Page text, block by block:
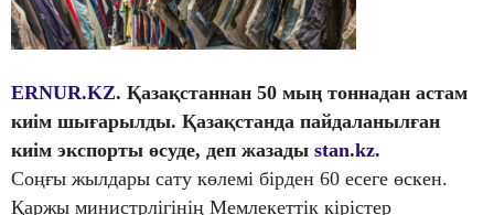
ERNUR.KZ. Қазақстаннан 50 мың тоннадан астам
киім шығарылды. Қазақстанда пайдаланылған
киім экспорты өсуде, деп жазады stan.kz.
Соңғы жылдары сату көлемі бірден 60 есеге өскен.
Қаржы министрлігінің Мемлекеттік кірістер